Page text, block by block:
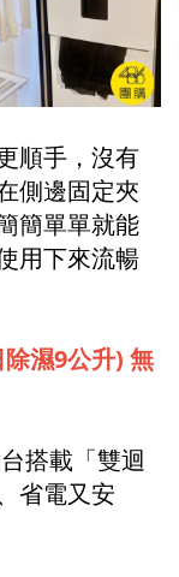
順手，沒有
側邊固定夾
簡單單就能
用下來流暢
濕9公升) 無
搭載「雙迴
省電又安